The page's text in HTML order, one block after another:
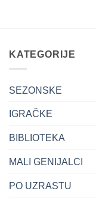
KATEGORIJE
SEZONSKE
IGRAČKE
BIBLIOTEKA
MALI GENIJALCI
PO UZRASTU